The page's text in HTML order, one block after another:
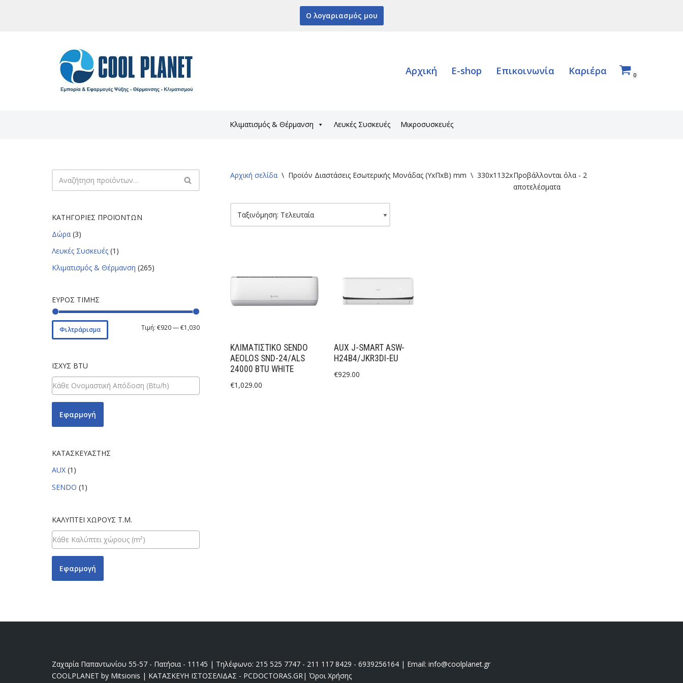
Ο λογαριασμός μου
Αρχική E-shop Επικοινωνία Καριέρα 0
Κλιματισμός & Θέρμανση Λευκές Συσκευές Μικροσυσκευές
ΚΑΤΗΓΟΡΊΕΣ ΠΡΟΪΌΝΤΩΝ
Δώρα (3)
Λευκές Συσκευές (1)
Κλιματισμός & Θέρμανση (265)
ΕΎΡΟΣ ΤΙΜΉΣ
Φιλτράρισμα Τιμή: €920—€1,030
ΙΣΧΎΣ BTU
Εφαρμογή
ΚΑΤΑΣΚΕΥΑΣΤΉΣ
AUX (1)
SENDO (1)
ΚΑΛΎΠΤΕΙ ΧΏΡΟΥΣ Τ.Μ.
Εφαρμογή
Αρχική σελίδα \ Προϊόν Διαστάσεις Εσωτερικής Μονάδας (ΥxΠxΒ) mm \ 330x1132x232Προβάλλονται όλα - 2
αποτελέσματα
ΚΛΙΜΑΤΙΣΤΙΚΟ SENDO
AEOLOS SND-24/ALS
24000 BTU WHITE
€1,029.00
AUX J-SMART ASW-
H24B4/JKR3DI-EU
€929.00
Ζαχαρία Παπαντωνίου 55-57 - Πατήσια - 11145 | Τηλέφωνο: 215 525 7747 - 211 117 8429 - 6939256164 | Email: info@coolplanet.gr
COOLPLANET by Mitsionis | ΚΑΤΑΣΚΕΥΗ ΙΣΤΟΣΕΛΙΔΑΣ - PCDOCTORAS.GR| Όροι Χρήσης